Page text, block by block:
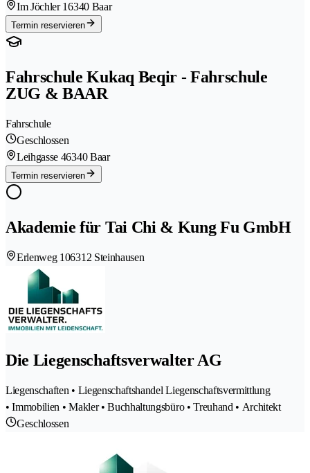
Im Jöchler 16340 Baar
Termin reservieren
Fahrschule Kukaq Beqir - Fahrschule
ZUG & BAAR
Fahrschule
Geschlossen
Leihgasse 46340 Baar
Termin reservieren
Akademie für Tai Chi & Kung Fu GmbH
Erlenweg 106312 Steinhausen
Die Liegenschaftsverwalter AG
Liegenschaften • Liegenschaftshandel Liegenschaftsvermittlung
• Immobilien • Makler • Buchhaltungsbüro • Treuhand • Architekt
Geschlossen